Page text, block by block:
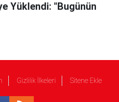
Yüklendi: "Bugünün
Gizlilik İlkeleri Sitene Ekle